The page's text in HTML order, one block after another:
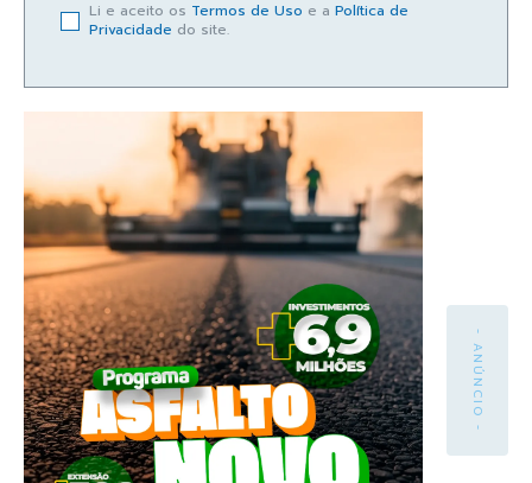
Li e aceito os Termos de Uso e a Política de
Privacidade do site.
- ANÚNCIO -